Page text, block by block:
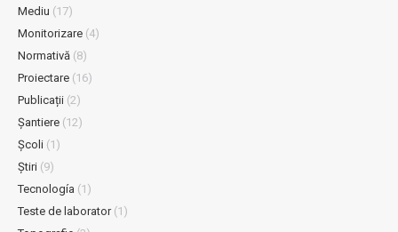
Mediu (17)
Monitorizare (4)
Normativă (8)
Proiectare (16)
Publicații (2)
Șantiere (12)
Școli (1)
Știri (9)
Tecnología (1)
Teste de laborator(1)